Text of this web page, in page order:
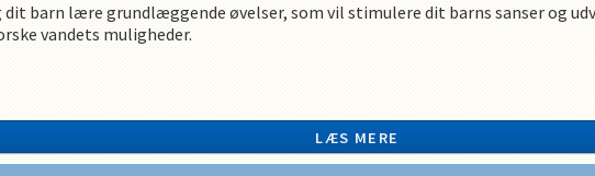
dit barn lære grundlæggende øvelser, som vil stimulere dit barns sanser og
vandets muligheder.
at barnet skal anvende svømmeble samt tætsluttende badebuks.
LÆS MERE